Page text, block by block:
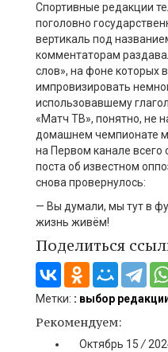
Спортивные редакции
поголовно
вертикаль под
комментаторам
слов», на фоне которых
импровизировать
использовавшему
«Матч ТВ», понятно, не
домашнем чемпионате
на Первом канале всего
поста об известном
снова провернулось:
— Вы думали, мы тут в
жизнь живём!
Поделиться
Метки: : выбор
Рекомендуем:
Октябрь 15 /